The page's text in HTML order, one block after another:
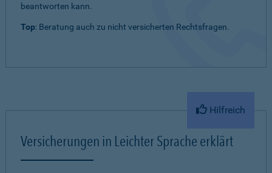
beantworten kann.
Top: Beratung auch zu nicht versicherten Rechtsfragen.
Hilfreich
Versicherungen in Leichter Sprache erklärt